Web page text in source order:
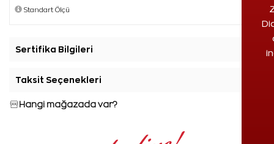
Sertifika Bilgileri
Taksit Seçenekleri
Hangi mağazada var?